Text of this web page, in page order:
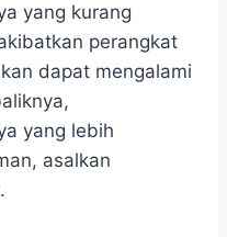
yang kurang
perangkat
dapat mengalami
yang lebih
asalkan